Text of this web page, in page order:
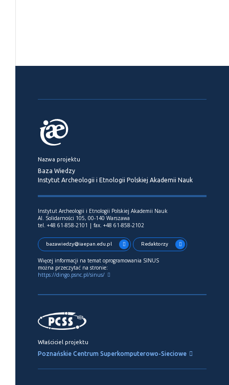
Nazwa projektu
Baza Wiedzy
Instytut Archeologii i Etnologii Polskiej Akademii Nauk
Instytut Archeologii i Etnologii Polskiej Akademii Nauk
Al. Solidarności 105, 00-140 Warszawa
tel. +48 61-858-2101 | fax. +48 61-858-2102
bazawiedzy@iaepan.edu.pl Redaktorzy
Więcej informacji na temat oprogramowania SINUS
można przeczytać na stronie:
https://dingo.psnc.pl/sinus/
Właściciel projektu
Poznańskie Centrum Superkomputerowo-Sieciowe